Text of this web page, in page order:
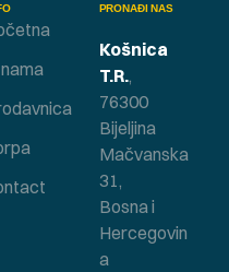
PRONAĐI NAS
Košnica
T.R.,
76300
Bijeljina
Mačvanska
31,
Bosna i
Hercegovin
a